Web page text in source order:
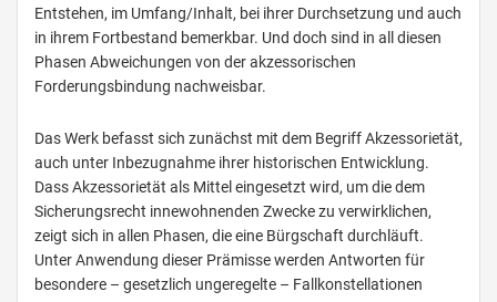
Entstehen, im Umfang/Inhalt, bei ihrer Durchsetzung und auch
in ihrem Fortbestand bemerkbar. Und doch sind in all diesen
Phasen Abweichungen von der akzessorischen
Forderungsbindung nachweisbar.
Das Werk befasst sich zunächst mit dem Begriff Akzessorietät,
auch unter Inbezugnahme ihrer historischen Entwicklung.
Dass Akzessorietät als Mittel eingesetzt wird, um die dem
Sicherungsrecht innewohnenden Zwecke zu verwirklichen,
zeigt sich in allen Phasen, die eine Bürgschaft durchläuft.
Unter Anwendung dieser Prämisse werden Antworten für
besondere – gesetzlich ungeregelte – Fallkonstellationen